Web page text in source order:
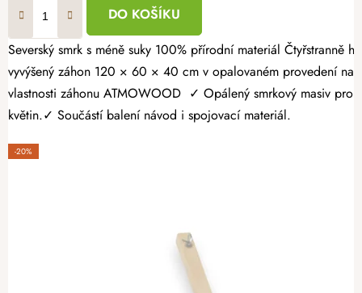
DO KOŠÍKU
Severský smrk s méně suky 100% přírodní materiál Čtyřstranně hoblovaný masiv Vypěstujte si čerstvé bylinky, zeleninu nebo jahody v záhonu, který spojuje přírodní vzhled s dlouhou životností. Dřevěný
vyvýšený záhon 120 × 60 × 40 cm v opalovaném provedení
vlastnosti záhonu ATMOWOOD ✓ Opálený smrkový masiv
květin.✓ Součástí balení návod i spojovací materiál.
-20%